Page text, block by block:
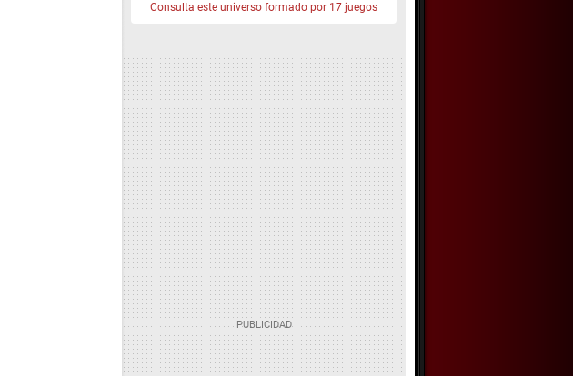
Consulta este universo formado por 17 juegos